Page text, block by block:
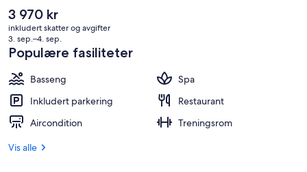
Den
nåværende
prisen
er
3 970 kr
3 970 kr
inkludert skatter og avgifter
3. sep.–4. sep.
Populære fasiliteter
Basseng
Spa
Inkludert parkering
Restaurant
Aircondition
Treningsrom
Vis alle